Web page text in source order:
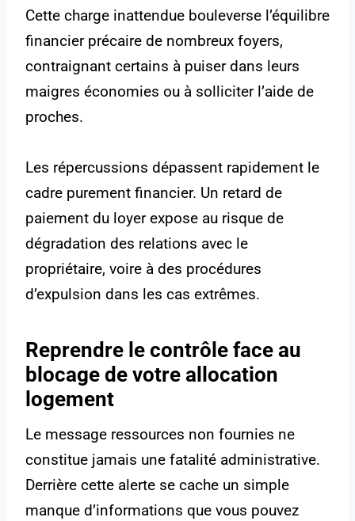
Cette charge inattendue bouleverse l’équilibre
financier précaire de nombreux foyers,
contraignant certains à puiser dans leurs
maigres économies ou à solliciter l’aide de
proches.
Les répercussions dépassent rapidement le
cadre purement financier. Un retard de
paiement du loyer expose au risque de
dégradation des relations avec le
propriétaire, voire à des procédures
d’expulsion dans les cas extrêmes.
Reprendre le contrôle face au
blocage de votre allocation
logement
Le message ressources non fournies ne
constitue jamais une fatalité administrative.
Derrière cette alerte se cache un simple
manque d’informations que vous pouvez